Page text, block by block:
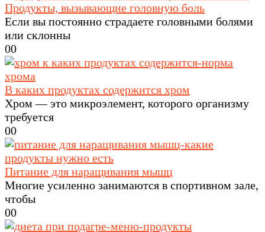
Продукты, вызывающие головную боль
Если вы постоянно страдаете головными болями
или склонны
00
В каких продуктах содержится хром
Хром — это микроэлемент, которого организму
требуется
00
Питание для наращивания мышц
Многие усиленно занимаются в спортивном зале,
чтобы
00